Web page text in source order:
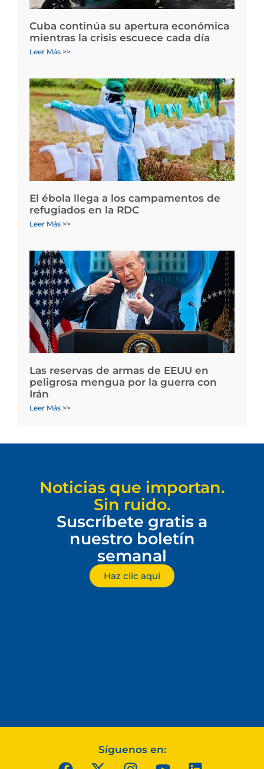
Cuba continúa su apertura económica
mientras la crisis escuece cada día
Leer Más >>
El ébola llega a los campamentos de
refugiados en la RDC
Leer Más >>
Las reservas de armas de EEUU en
peligrosa mengua por la guerra con
Irán
Leer Más >>
Noticias que importan.
Sin ruido.
Suscríbete gratis a
nuestro boletín
semanal
Haz clic aquí
Síguenos en: